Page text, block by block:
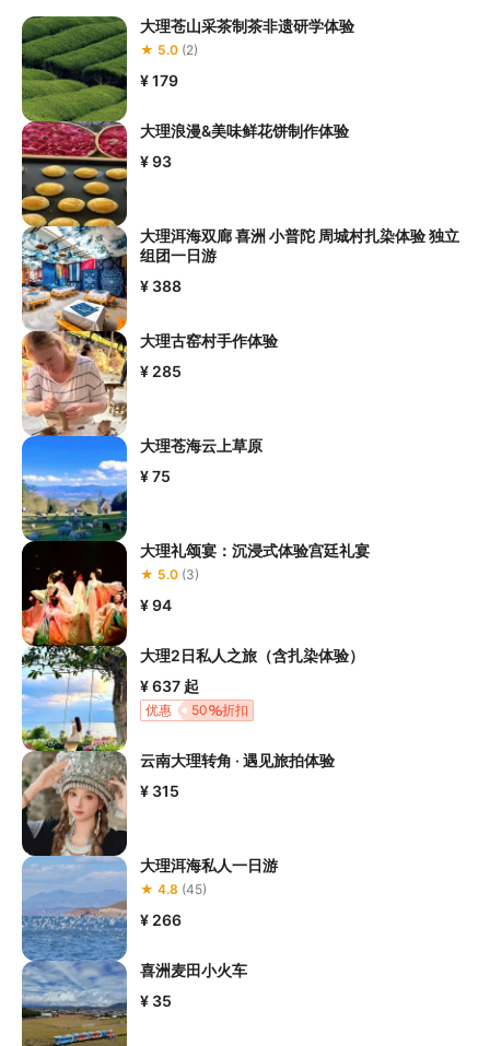
大理苍山采茶制茶非遗研学体验
★ 5.0 (2)
¥ 179
大理浪漫&美味鲜花饼制作体验
¥ 93
大理洱海双廊 喜洲 小普陀 周城村扎染体验 独立
组团一日游
¥ 388
大理古窑村手作体验
¥ 285
大理苍海云上草原
¥ 75
大理礼颂宴：沉浸式体验宫廷礼宴
★ 5.0 (3)
¥ 94
大理2日私人之旅（含扎染体验）
¥ 637 起
50 折扣
优惠
云南大理转角 · 遇见旅拍体验
¥ 315
大理洱海私人一日游
★ 4.8 (45)
¥ 266
喜洲麦田小火车
¥ 35